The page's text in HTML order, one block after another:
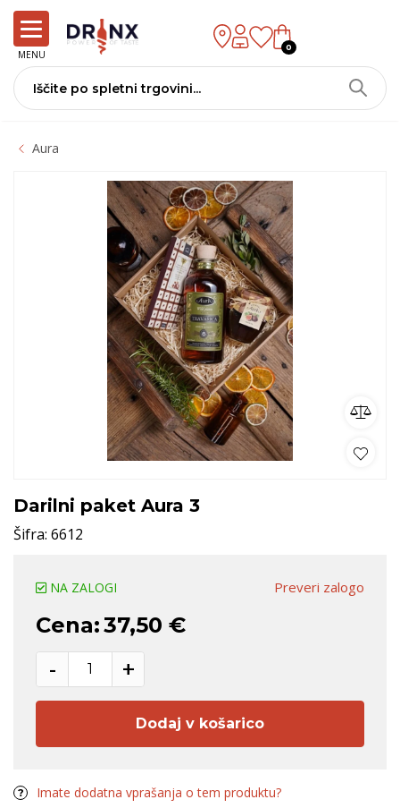
MENU
0
Aura
Darilni paket Aura 3
Šifra: 6612
Preveri zalogo
NA ZALOGI
Cena:37,50 €
- +
Dodaj v košarico
Imate dodatna vprašanja o tem produktu?